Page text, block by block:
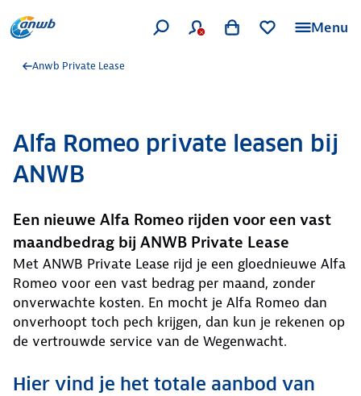
Menu
Anwb Private Lease
Alfa Romeo private leasen bij
ANWB
Een nieuwe Alfa Romeo rijden voor een vast
maandbedrag bij ANWB Private Lease
Met ANWB Private Lease rijd je een gloednieuwe Alfa
Romeo voor een vast bedrag per maand, zonder
onverwachte kosten. En mocht je Alfa Romeo dan
onverhoopt toch pech krijgen, dan kun je rekenen op
de vertrouwde service van de Wegenwacht.
Hier vind je het totale aanbod van